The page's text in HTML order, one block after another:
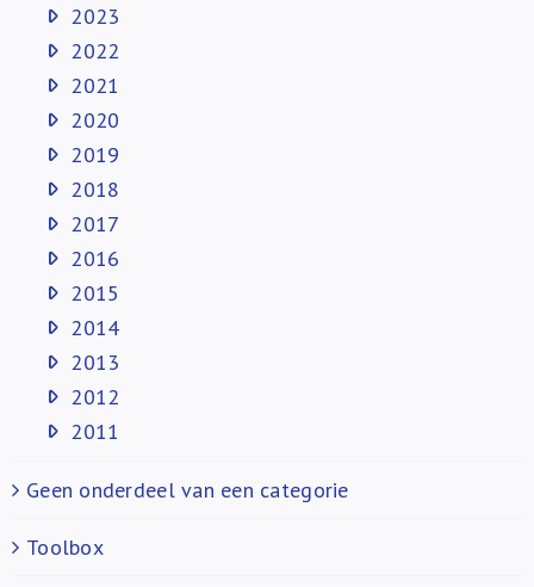
2023
2022
2021
2020
2019
2018
2017
2016
2015
2014
2013
2012
2011
Geen onderdeel van een categorie
Toolbox